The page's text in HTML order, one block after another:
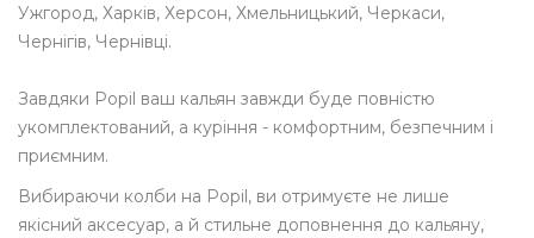
Ужгород, Харків, Херсон, Хмельницький, Черкаси,
Чернігів, Чернівці.
Завдяки Popil ваш кальян завжди буде повністю
укомплектований, а куріння - комфортним, безпечним і
приємним.
Вибираючи колби на Popil, ви отримуєте не лише
якісний аксесуар, а й стильне доповнення до кальяну,